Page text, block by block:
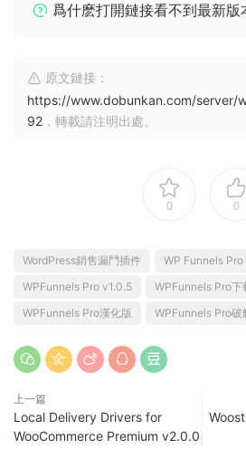
爲什麽打開鏈接看不到最新版
原文鏈接：
https://www.dobunkan.com/server/
92 ，轉載請注明出處。
0 0
WordPress銷售漏鬥插件 WP Funnels Pro
WPFunnels Pro v1.0.5
WPFunnels Pro下
WPFunnels Pro漢化版
WPFunnels Pro破
上一篇
Local Delivery Drivers for
WooCommerce Premium v2.0.0